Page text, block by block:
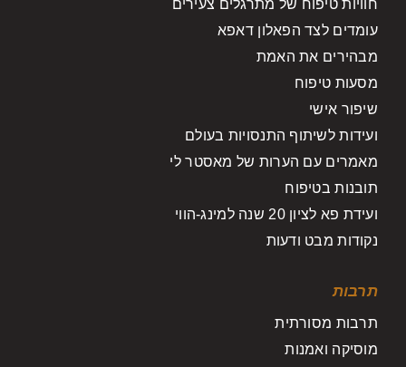
חוויות טיפוח של מתרגלים צעירים
עומדים לצד הפאלון דאפא
מבהירים את האמת
מסעות טיפוח
שיפור אישי
ועידות לשיתוף התנסויות בעולם
מאמרים עם הערות של מאסטר לי
תובנות בטיפוח
ועידת פא לציון 20 שנה למינג-הווי
נקודות מבט ודעות
תרבות
תרבות מסורתית
מוסיקה ואמנות